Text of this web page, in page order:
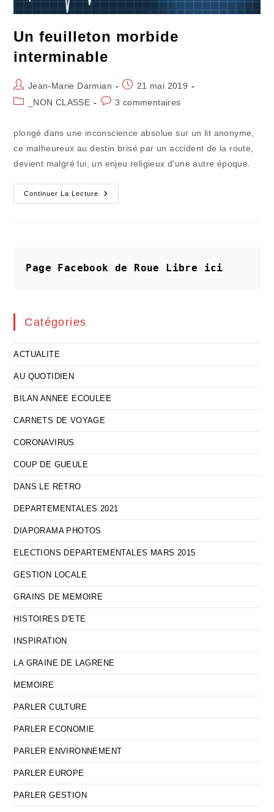
Un feuilleton morbide
interminable
Auteur/autrice
de
Jean-Marie Darmian
Publication
21 mai 2019
Post
_NON CLASSE
Commentaires
3 commentaires
plongé dans une inconscience absolue sur un lit anonyme,
ce malheureux au destin brisé par un accident de la route,
devient malgré lui, un enjeu religieux d'une autre époque.
Continuer La Lecture
Un
Feuilleton
Page Facebook de Roue Libre ici
Catégories
ACTUALITE
AU QUOTIDIEN
BILAN ANNEE ECOULEE
CARNETS DE VOYAGE
CORONAVIRUS
COUP DE GUEULE
DANS LE RETRO
DEPARTEMENTALES 2021
DIAPORAMA PHOTOS
ELECTIONS DEPARTEMENTALES MARS 2015
GESTION LOCALE
GRAINS DE MEMOIRE
HISTOIRES D'ETE
INSPIRATION
LA GRAINE DE LAGRENE
MEMOIRE
PARLER CULTURE
PARLER ECONOMIE
PARLER ENVIRONNEMENT
PARLER EUROPE
PARLER GESTION